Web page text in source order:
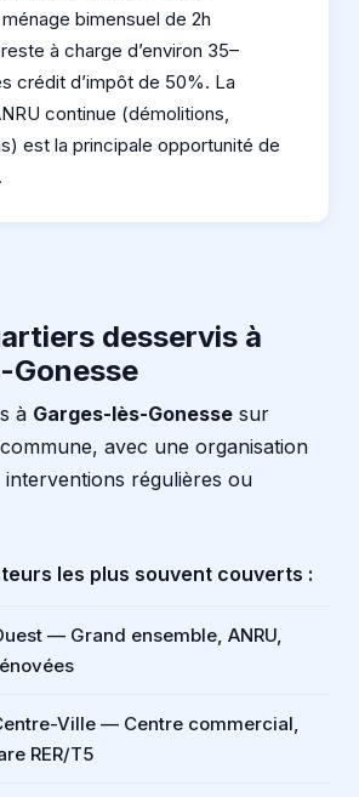
bimensuel de 2h
à charge d’environ 35–
crédit d’impôt de 50%. La
continue (démolitions,
est la principale opportunité de
desservis à
Gonesse
à Garges-lès-Gonesse sur
avec une organisation
régulières ou
les plus souvent couverts :
— Grand ensemble, ANRU,
Ville — Centre commercial,
RER/T5